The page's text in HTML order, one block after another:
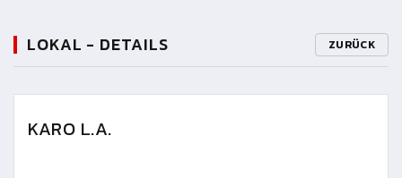
LOKAL - DETAILS ZURÜCK
KARO L.A.